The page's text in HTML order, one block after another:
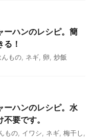
ーハンのレシピ。簡
！
んもの ネギ 卵 炒飯
ーハンのレシピ。水
要です。
もの イワシ ネギ 梅干し